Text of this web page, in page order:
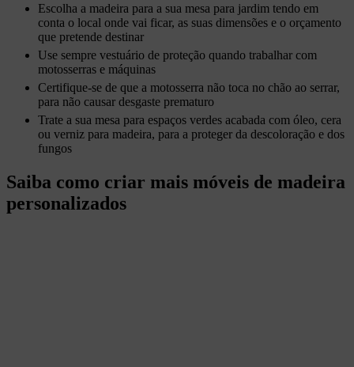
Escolha a madeira para a sua mesa para jardim tendo em
conta o local onde vai ficar, as suas dimensões e o orçamento
que pretende destinar
Use sempre vestuário de proteção quando trabalhar com
motosserras e máquinas
Certifique-se de que a motosserra não toca no chão ao serrar,
para não causar desgaste prematuro
Trate a sua mesa para espaços verdes acabada com óleo, cera
ou verniz para madeira, para a proteger da descoloração e dos
fungos
Saiba como criar mais móveis de madeira
personalizados